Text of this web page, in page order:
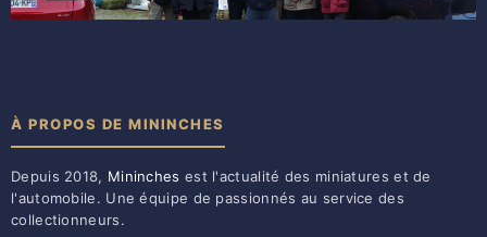
À PROPOS DE MININCHES
Depuis 2018, Mininches est l'actualité des miniatures et de
l'automobile. Une équipe de passionnés au service des
collectionneurs.